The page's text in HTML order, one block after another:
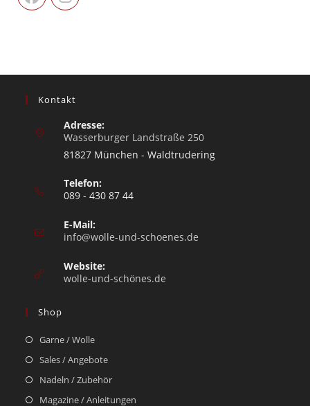
Kontakt
Adresse:
Wasserburger Landstraße 250
81827 München - Waldtrudering
Telefon:
089 - 430 87 44
E-Mail:
info@wolle-und-schoenes.de
Website:
wolle-und-schönes.de
Shop
Garne / Wolle
Sales / Angebote
Nadeln / Zubehör
Magazine / Anleitungen